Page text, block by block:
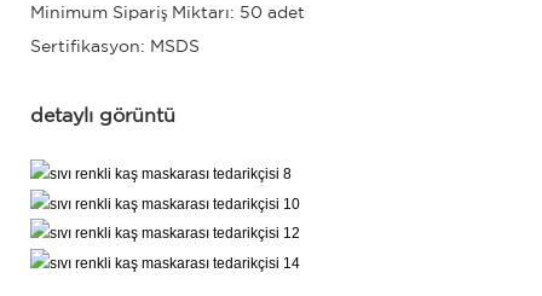
Minimum Sipariş Miktarı: 50 adet
Sertifikasyon: MSDS
detaylı görüntü